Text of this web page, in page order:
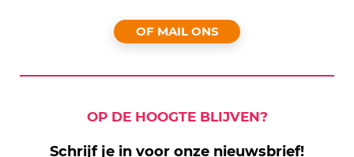
OF MAIL ONS
OP DE HOOGTE BLIJVEN?
Schrijf je in voor onze nieuwsbrief!